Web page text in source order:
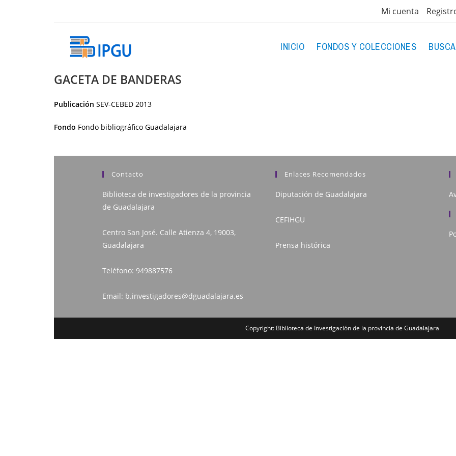
Mi cuenta
INICIO FONDOS Y COLECCIONES
GACETA DE BANDERAS
Publicación SEV-CEBED 2013
Fondo Fondo bibliográfico Guadalajara
Contacto
Biblioteca de investigadores de la provincia
de Guadalajara
Centro San José. Calle Atienza 4, 19003,
Guadalajara
Teléfono: 949887576
Email: b.investigadores@dguadalajara.es
Enlaces Recomendados
Diputación de Guadalajara
CEFIHGU
Prensa histórica
Copyright: Biblioteca de Investigación de la provincia de Guadalajara